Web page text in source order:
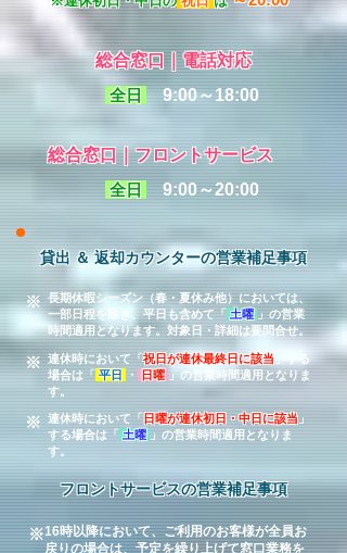
総合窓口｜電話対応
全日
9:00～18:00
総合窓口｜フロントサービス
全日
9:00～20:00
貸出 ＆ 返却カウンターの営業補足事項
※ 長期休暇シーズン（春・夏休み他）においては、
一部日程を除き、平日も含めて「 土曜 」の営業
時間適用となります。対象日・詳細は要問合せ。
※ 連休時において「祝日が連休最終日に該当 」する
場合は「平日 ・ 日曜 」の営業時間適用となりま
す。
※ 連休時において「日曜が連休初日・中日に該当 」
する場合は「 土曜 」の営業時間適用となりま
す。
フロントサービスの営業補足事項
※16時以降において、ご利用のお客様が全員お
戻りの場合は、予定を繰り上げて窓口業務を